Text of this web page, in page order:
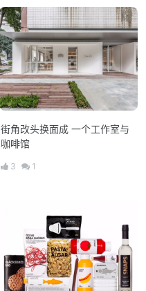
街角改头换面成 一个工作室与
咖啡馆
3 1